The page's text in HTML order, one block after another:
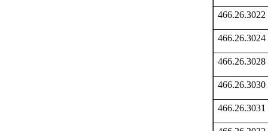
466.26.3022
466.26.3024
466.26.3028
466.26.3030
466.26.3031